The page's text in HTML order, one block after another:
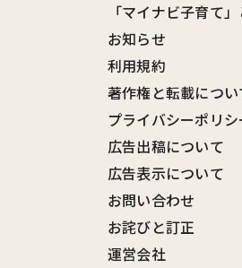
「マイナビ子育て
お知らせ
利用規約
著作権と転載につい
プライバシーポリシ
広告出稿について
広告表示について
お問い合わせ
お詫びと訂正
運営会社